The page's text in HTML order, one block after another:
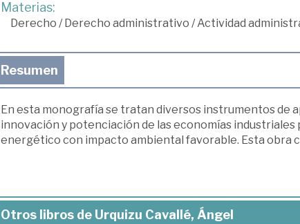
Materias:
Derecho /Derecho administrativo /Actividad
Resumen
En esta monografía se tratan diversos instrumentos de
innovación y potenciación de las economías
energético con impacto ambiental favorable. Esta obra
Otros libros de Urquizu Cavallé, Ángel